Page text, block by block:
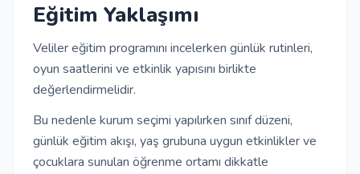
Eğitim Yaklaşımı
Veliler eğitim programını incelerken günlük rutinleri,
oyun saatlerini ve etkinlik yapısını birlikte
değerlendirmelidir.
Bu nedenle kurum seçimi yapılırken sınıf düzeni,
günlük eğitim akışı, yaş grubuna uygun etkinlikler ve
çocuklara sunulan öğrenme ortamı dikkatle